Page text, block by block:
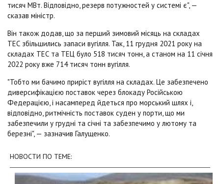
тисяч МВт. Відповідно, резерв потужностей у системі є", —
сказав міністр.
Він також додав, що за перший зимовий місяць на складах
ТЕС збільшились запаси вугілля. Так, 11 грудня 2021 року на
складах ТЕС та ТЕЦ було 518 тисяч тонн, а станом на 11 січня
2022 року вже 714 тисяч тонн вугілля.
"Тобто ми бачимо приріст вугілля на складах. Це забезпечено
диверсифікацією поставок через блокаду Російською
Федерацією, і насамперед йдеться про морський шлях і,
відповідно, ритмічність поставок суден у порти, що ми
забезпечили у грудні та січні та забезпечимо у лютому та
березні", — зазначив Галущенко.
НОВОСТИ ПО ТЕМЕ: